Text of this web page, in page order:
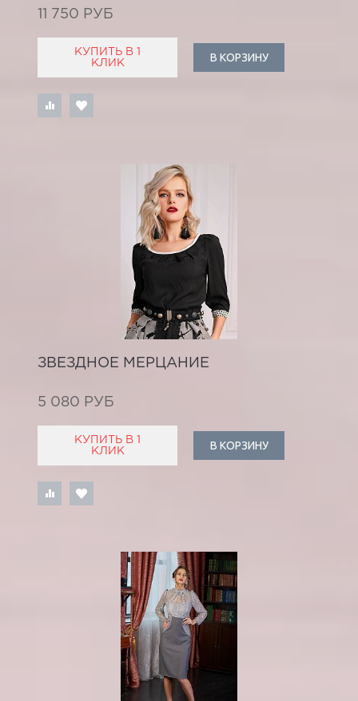
11 750 РУБ
КУПИТЬ В 1
КЛИК
В КОРЗИНУ
ЗВЕЗДНОЕ МЕРЦАНИЕ
5 080 РУБ
КУПИТЬ В 1
КЛИК
В КОРЗИНУ